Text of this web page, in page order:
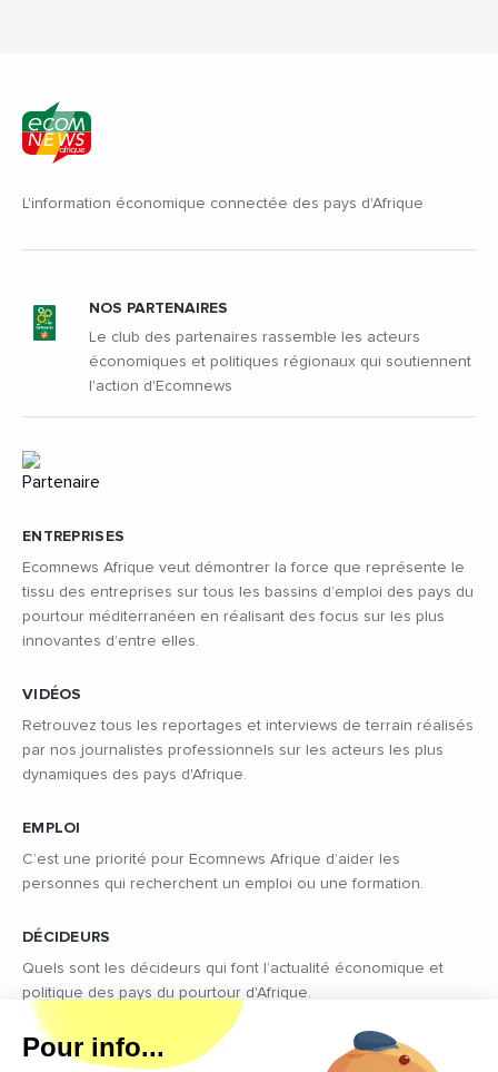
L'information économique connectée des pays d'Afrique
ENTREPRISES
Ecomnews Afrique veut démontrer la force que représente le
tissu des entreprises sur tous les bassins d’emploi des pays du
pourtour méditerranéen en réalisant des focus sur les plus
innovantes d’entre elles.
VIDÉOS
Retrouvez tous les reportages et interviews de terrain réalisés
par nos journalistes professionnels sur les acteurs les plus
dynamiques des pays d'Afrique.
EMPLOI
C’est une priorité pour Ecomnews Afrique d’aider les
personnes qui recherchent un emploi ou une formation.
DÉCIDEURS
Quels sont les décideurs qui font l’actualité économique et
politique des pays du pourtour d'Afrique.
NOS PARTENAIRES
Le club des partenaires rassemble les acteurs
économiques et politiques régionaux qui soutiennent
l'action d'Ecomnews